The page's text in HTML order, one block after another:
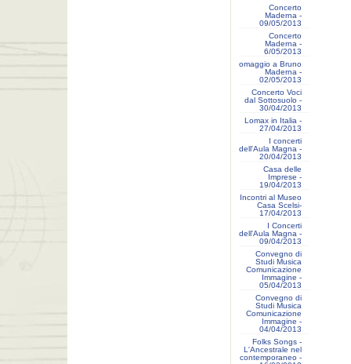
Concerto
Maderna -
09/05/2013
Concerto
Maderna -
6/05/2013
omaggio a Bruno
Maderna -
02/05/2013
Concerto Voci
dal Sottosuolo -
30/04/2013
Lomax in Italia -
27/04/2013
I concerti
dell'Aula Magna -
20/04/2013
Casa delle
Imprese -
19/04/2013
Incontri al Museo
Casa Scelsi-
17/04/2013
I Concerti
dell'Aula Magna -
09/04/2013
Convegno di
Studi Musica
Comunicazione
Immagine -
05/04/2013
Convegno di
Studi Musica
Comunicazione
Immagine -
04/04/2013
Folks Songs -
L'Ancestrale nel
contemporaneo -